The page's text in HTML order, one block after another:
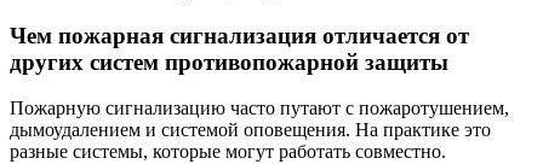
Чем пожарная сигнализация отличается от
других систем противопожарной защиты
Пожарную сигнализацию часто путают с пожаротушением,
дымоудалением и системой оповещения. На практике это
разные системы, которые могут работать совместно.